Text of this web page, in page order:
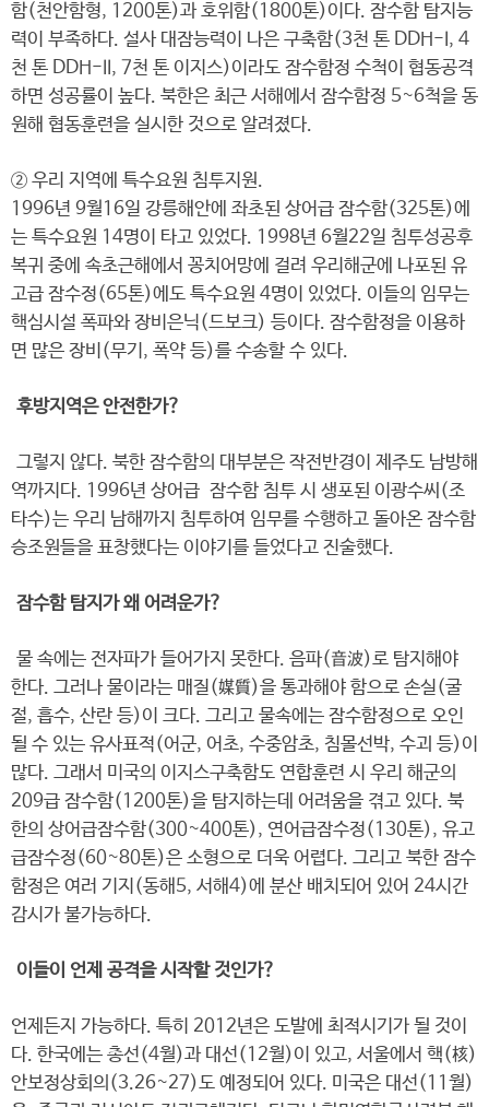
함(천안함형, 1200톤)과 호위함(1800톤)이다. 잠수함 탐지능
력이 부족하다. 설사 대잠능력이 나은 구축함(3천 톤 DDH-I, 4
천 톤 DDH-II, 7천 톤 이지스)이라도 잠수함정 수척이 협동공격
하면 성공률이 높다. 북한은 최근 서해에서 잠수함정 5~6척을 동
원해 협동훈련을 실시한 것으로 알려졌다.
② 우리 지역에 특수요원 침투지원.
1996년 9월16일 강릉해안에 좌초된 상어급 잠수함(325톤)에
는 특수요원 14명이 타고 있었다. 1998년 6월22일 침투성공후
복귀 중에 속초근해에서 꽁치어망에 걸려 우리해군에 나포된 유
고급 잠수정(65톤)에도 특수요원 4명이 있었다. 이들의 임무는
핵심시설 폭파와 장비은닉(드보크) 등이다. 잠수함정을 이용하
면 많은 장비(무기, 폭약 등)를 수송할 수 있다.
후방지역은 안전한가?
그렇지 않다. 북한 잠수함의 대부분은 작전반경이 제주도 남방해
역까지다. 1996년 상어급 잠수함 침투 시 생포된 이광수씨(조
타수)는 우리 남해까지 침투하여 임무를 수행하고 돌아온 잠수함
승조원들을 표창했다는 이야기를 들었다고 진술했다.
잠수함 탐지가 왜 어려운가?
물 속에는 전자파가 들어가지 못한다. 음파(音波)로 탐지해야
한다. 그러나 물이라는 매질(媒質)을 통과해야 함으로 손실(굴
절, 흡수, 산란 등)이 크다. 그리고 물속에는 잠수함정으로 오인
될 수 있는 유사표적(어군, 어초, 수중암초, 침몰선박, 수괴 등)이
많다. 그래서 미국의 이지스구축함도 연합훈련 시 우리 해군의
209급 잠수함(1200톤)을 탐지하는데 어려움을 겪고 있다. 북
한의 상어급잠수함(300~400톤), 연어급잠수정(130톤), 유고
급잠수정(60~80톤)은 소형으로 더욱 어렵다. 그리고 북한 잠수
함정은 여러 기지(동해5, 서해4)에 분산 배치되어 있어 24시간
감시가 불가능하다.
이들이 언제 공격을 시작할 것인가?
언제든지 가능하다. 특히 2012년은 도발에 최적시기가 될 것이
다. 한국에는 총선(4월)과 대선(12월)이 있고, 서울에서 핵(核)
안보정상회의(3.26~27)도 예정되어 있다. 미국은 대선(11월)